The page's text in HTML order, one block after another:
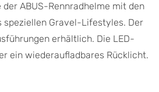
ABUS-Rennradhelme mit den
speziellen Gravel-Lifestyles. Der
erhältlich. Die LED-
ein wiederaufladbares Rücklicht.